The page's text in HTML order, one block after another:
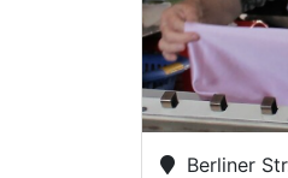
Berliner